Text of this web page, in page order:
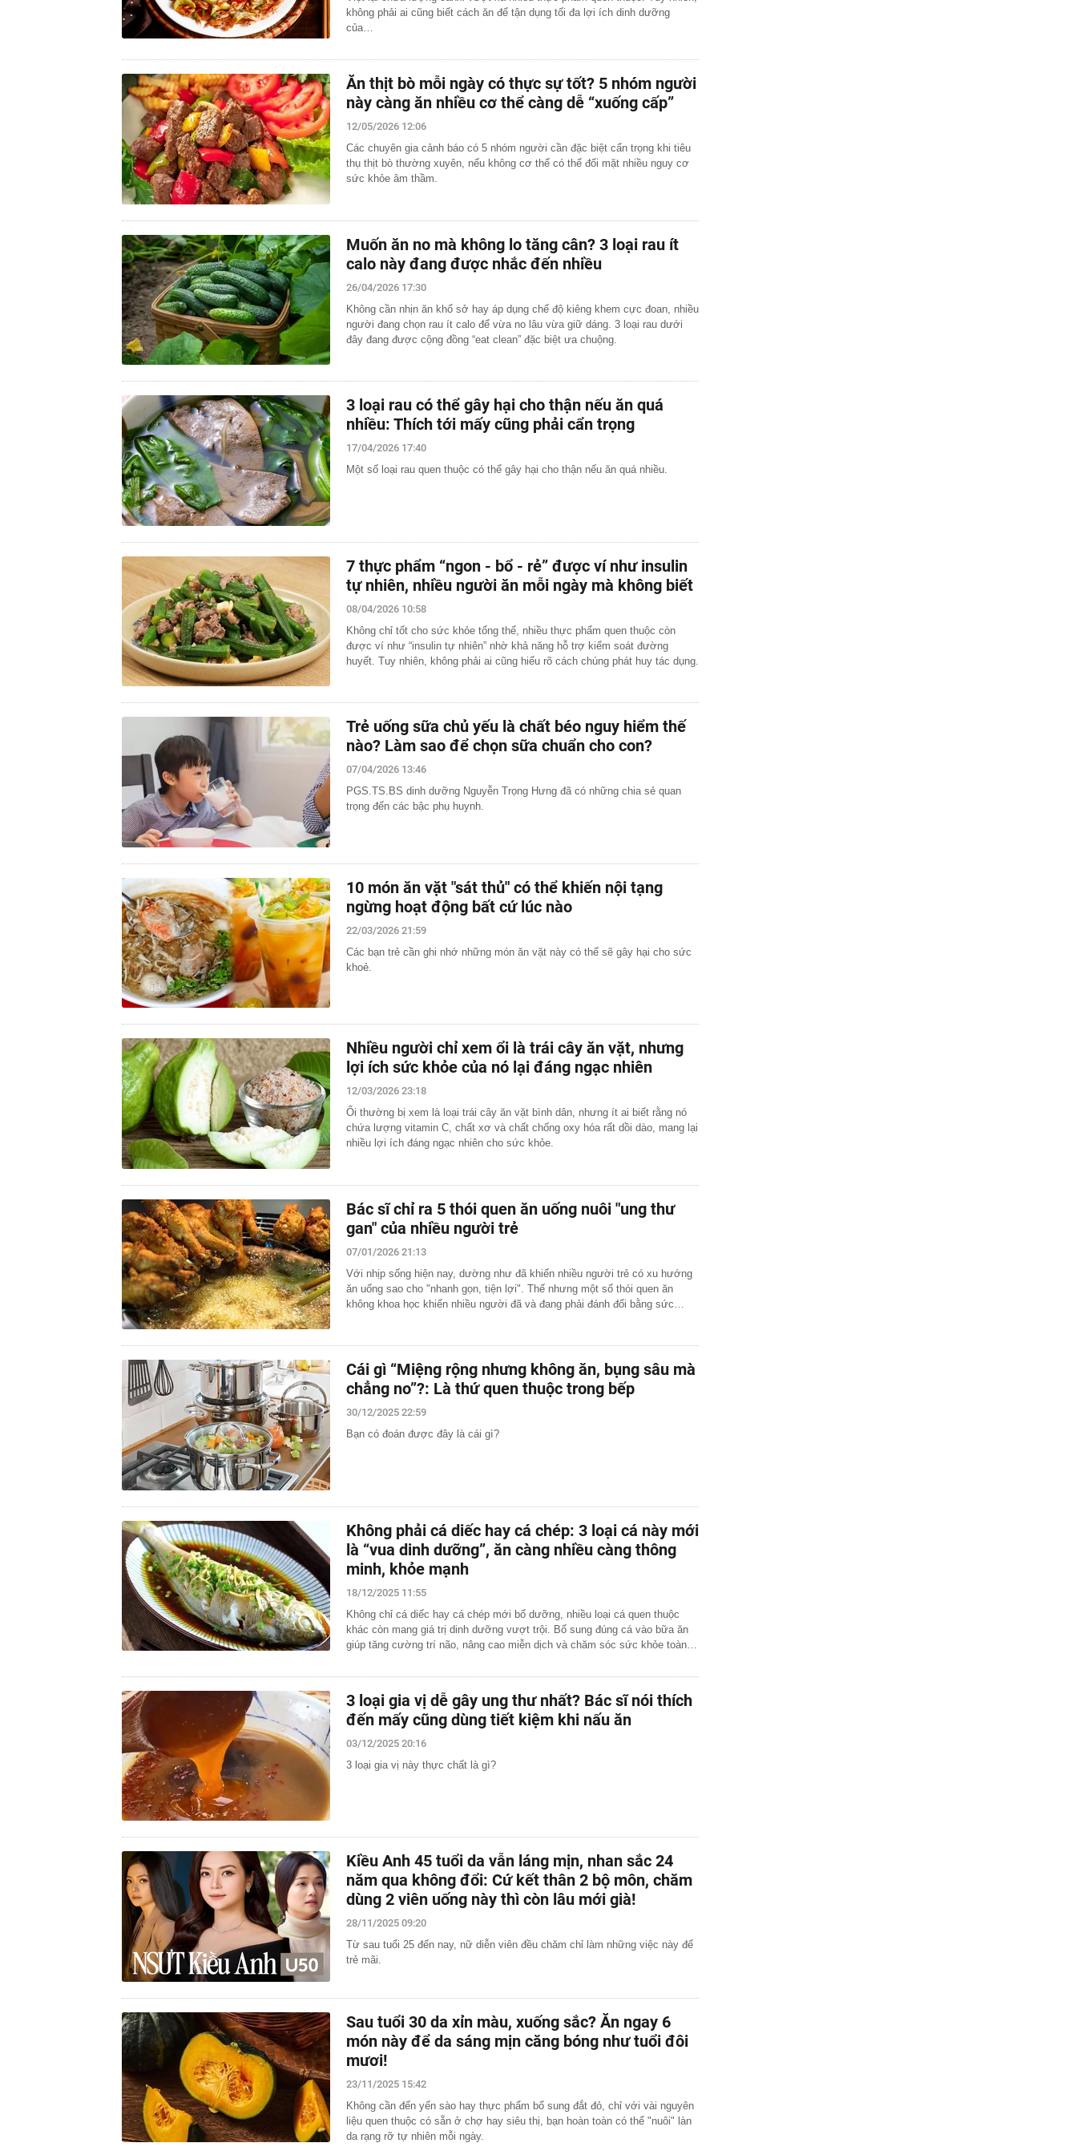
không phải ai cũng biết cách ăn để tận dụng tối đa lợi ích dinh dưỡng
của…
Ăn thịt bò mỗi ngày có thực sự tốt? 5 nhóm người
này càng ăn nhiều cơ thể càng dễ “xuống cấp”
12/05/2026 12:06
Các chuyên gia cảnh báo có 5 nhóm người cần đặc biệt cẩn trọng khi tiêu
thụ thịt bò thường xuyên, nếu không cơ thể có thể đối mặt nhiều nguy cơ
sức khỏe âm thầm.
Muốn ăn no mà không lo tăng cân? 3 loại rau ít
calo này đang được nhắc đến nhiều
26/04/2026 17:30
Không cần nhịn ăn khổ sở hay áp dụng chế độ kiêng khem cực đoan, nhiều
người đang chọn rau ít calo để vừa no lâu vừa giữ dáng. 3 loại rau dưới
đây đang được cộng đồng “eat clean” đặc biệt ưa chuộng.
3 loại rau có thể gây hại cho thận nếu ăn quá
nhiều: Thích tới mấy cũng phải cẩn trọng
17/04/2026 17:40
Một số loại rau quen thuộc có thể gây hại cho thận nếu ăn quá nhiều.
7 thực phẩm “ngon - bổ - rẻ” được ví như insulin
tự nhiên, nhiều người ăn mỗi ngày mà không biết
08/04/2026 10:58
Không chỉ tốt cho sức khỏe tổng thể, nhiều thực phẩm quen thuộc còn
được ví như “insulin tự nhiên” nhờ khả năng hỗ trợ kiểm soát đường
huyết. Tuy nhiên, không phải ai cũng hiểu rõ cách chúng phát huy tác dụng.
Trẻ uống sữa chủ yếu là chất béo nguy hiểm thế
nào? Làm sao để chọn sữa chuẩn cho con?
07/04/2026 13:46
PGS.TS.BS dinh dưỡng Nguyễn Trọng Hưng đã có những chia sẻ quan
trọng đến các bậc phụ huynh.
10 món ăn vặt "sát thủ" có thể khiến nội tạng
ngừng hoạt động bất cứ lúc nào
22/03/2026 21:59
Các bạn trẻ cần ghi nhớ những món ăn vặt này có thể sẽ gây hại cho sức
khoẻ.
Nhiều người chỉ xem ổi là trái cây ăn vặt, nhưng
lợi ích sức khỏe của nó lại đáng ngạc nhiên
12/03/2026 23:18
Ổi thường bị xem là loại trái cây ăn vặt bình dân, nhưng ít ai biết rằng nó
chứa lượng vitamin C, chất xơ và chất chống oxy hóa rất dồi dào, mang lại
nhiều lợi ích đáng ngạc nhiên cho sức khỏe.
Bác sĩ chỉ ra 5 thói quen ăn uống nuôi "ung thư
gan" của nhiều người trẻ
07/01/2026 21:13
Với nhịp sống hiện nay, dường như đã khiến nhiều người trẻ có xu hướng
ăn uống sao cho "nhanh gọn, tiện lợi". Thế nhưng một số thói quen ăn
không khoa học khiến nhiều người đã và đang phải đánh đổi bằng sức…
Cái gì “Miệng rộng nhưng không ăn, bụng sâu mà
chẳng no”?: Là thứ quen thuộc trong bếp
30/12/2025 22:59
Bạn có đoán được đây là cái gì?
Không phải cá diếc hay cá chép: 3 loại cá này mới
là “vua dinh dưỡng”, ăn càng nhiều càng thông
minh, khỏe mạnh
18/12/2025 11:55
Không chỉ cá diếc hay cá chép mới bổ dưỡng, nhiều loại cá quen thuộc
khác còn mang giá trị dinh dưỡng vượt trội. Bổ sung đúng cá vào bữa ăn
giúp tăng cường trí não, nâng cao miễn dịch và chăm sóc sức khỏe toàn…
3 loại gia vị dễ gây ung thư nhất? Bác sĩ nói thích
đến mấy cũng dùng tiết kiệm khi nấu ăn
03/12/2025 20:16
3 loại gia vị này thực chất là gì?
Kiều Anh 45 tuổi da vẫn láng mịn, nhan sắc 24
năm qua không đổi: Cứ kết thân 2 bộ môn, chăm
dùng 2 viên uống này thì còn lâu mới già!
28/11/2025 09:20
Từ sau tuổi 25 đến nay, nữ diễn viên đều chăm chỉ làm những việc này để
trẻ mãi.
Sau tuổi 30 da xỉn màu, xuống sắc? Ăn ngay 6
món này để da sáng mịn căng bóng như tuổi đôi
mươi!
23/11/2025 15:42
Không cần đến yến sào hay thực phẩm bổ sung đắt đỏ, chỉ với vài nguyên
liệu quen thuộc có sẵn ở chợ hay siêu thị, bạn hoàn toàn có thể "nuôi" làn
da rạng rỡ tự nhiên mỗi ngày.